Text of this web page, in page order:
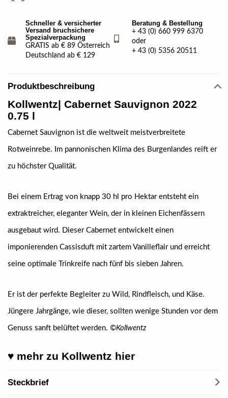
Schneller & versicherter
Versand bruchsichere
Spezialverpackung
GRATIS ab € 89 Österreich
Deutschland ab € 129
Beratung & Bestellung
+ 43 (0) 660 999 6370
oder
+ 43 (0) 5356 20511
Produktbeschreibung
Kollwentz| Cabernet Sauvignon 2022
0.75 l
Cabernet Sauvignon ist die weltweit meistverbreitete
Rotweinrebe. Im pannonischen Klima des Burgenlandes reift er
zu höchster Qualität.
Bei einem Ertrag von knapp 30 hl pro Hektar entsteht ein
extraktreicher, eleganter Wein, der in kleinen Eichenfässern
ausgebaut wird. Dieser Cabernet entwickelt einen
imponierenden Cassisduft mit zartem Vanilleflair und erreicht
seine optimale Trinkreife nach fünf bis sieben Jahren.
Er ist der perfekte Begleiter zu Wild, Rindfleisch, und Käse.
Jüngere Jahrgänge, wie dieser, sollten wenige Stunden vor dem
Genuss sanft belüftet werden. ©Kollwentz
♥ mehr zu Kollwentz hier
Steckbrief